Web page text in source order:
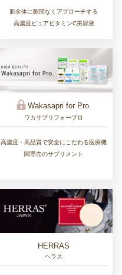
肌全体に隙間なくアプローチする
高濃度ピュアビタミンC美容液
Wakasapri for Pro.
ワカサプリフォープロ
高濃度・高品質で安全にこだわる医療機
関専売のサプリメント
HERRAS
ヘラス